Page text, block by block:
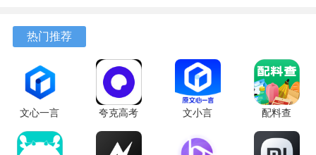
10.13.27
最新版
17.9.56
热门推荐
文心一言
4.0
5.16.0.10
夸克高考
10.14.0.1115
最新版
文小言
安卓版
配料查
3.0.1 官方
版